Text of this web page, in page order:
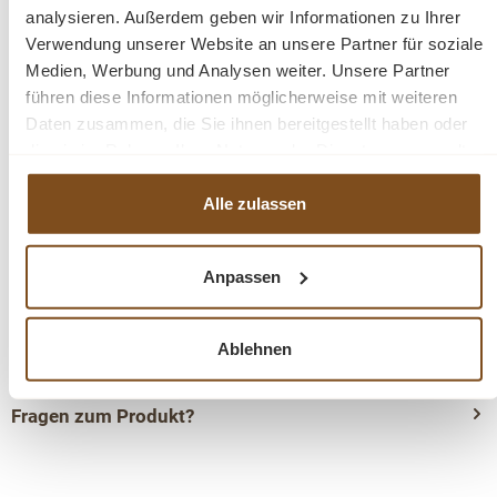
analysieren. Außerdem geben wir Informationen zu Ihrer
Verwendung unserer Website an unsere Partner für soziale
Medien, Werbung und Analysen weiter. Unsere Partner
führen diese Informationen möglicherweise mit weiteren
Daten zusammen, die Sie ihnen bereitgestellt haben oder
haben.
Alle zulassen
Anpassen
Ablehnen
Höhe Unterteil: 90cm
Details:
Gewicht:
Stil: Landhaus
Farbe: schwarz/weiss
Konzept: Vincenza
dunkle Griffe
Fertig montiert - 2 Teile
Fragen zum Produkt?